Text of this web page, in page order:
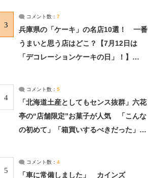
3
コメント数： 7
兵庫県の「ケーキ」の名店10選！ 一番
うまいと思う店はどこ？【7月12日は
「デコレーションケーキの日」！】
4
コメント数： 5
「北海道土産としてもセンス抜群」六花
亭の“店舗限定”お菓子が人気 「こんな
の初めて」「箱買いするべきだった」
5
コメント数： 4
「車に常備しました」 カインズ